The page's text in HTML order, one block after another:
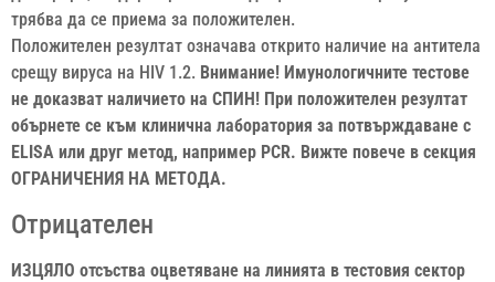
трябва да се приема за положителен.
Положителен резултат означава открито наличие на антитела
срещу вируса на HIV 1.2. Внимание! Имунологичните тестове
не доказват наличието на СПИН! При положителен резултат
обърнете се към клинична лаборатория за потвърждаване с
ELISA или друг метод, например PCR. Вижте повече в секция
ОГРАНИЧЕНИЯ НА МЕТОДА.
Отрицателен
ИЗЦЯЛО отсъства оцветяване на линията в тестовия сектор